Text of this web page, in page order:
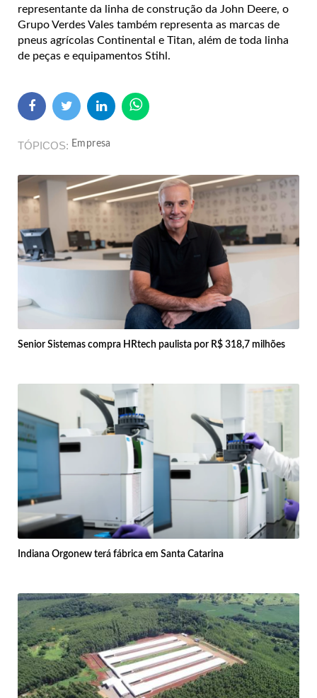
representante da linha de construção da John Deere, o
Grupo Verdes Vales também representa as marcas de
pneus agrícolas Continental e Titan, além de toda linha
de peças e equipamentos Stihl.
TÓPICOS Empresa
Senior Sistemas compra HRtech paulista por R$ 318,7 milhões
Indiana Orgonew terá fábrica em Santa Catarina